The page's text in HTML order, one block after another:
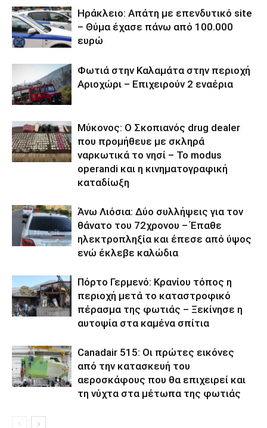
Ηράκλειο: Απάτη με επενδυτικό site
– Θύμα έχασε πάνω από 100.000
ευρώ
Φωτιά στην Καλαμάτα στην περιοχή
Αριοχώρι – Επιχειρούν 2 εναέρια
Μύκονος: Ο Σκοπιανός drug dealer
που προμήθευε με σκληρά
ναρκωτικά το νησί – Το modus
operandi και η κινηματογραφική
καταδίωξη
Άνω Λιόσια: Δύο συλλήψεις για τον
θάνατο του 72χρονου – Έπαθε
ηλεκτροπληξία και έπεσε από ύψος
ενώ έκλεβε καλώδια
Πόρτο Γερμενό: Κρανίου τόπος η
περιοχή μετά το καταστροφικό
πέρασμα της φωτιάς – Ξεκίνησε η
αυτοψία στα καμένα σπίτια
Canadair 515: Οι πρώτες εικόνες
από την κατασκευή του
αεροσκάφους που θα επιχειρεί και
τη νύχτα στα μέτωπα της φωτιάς